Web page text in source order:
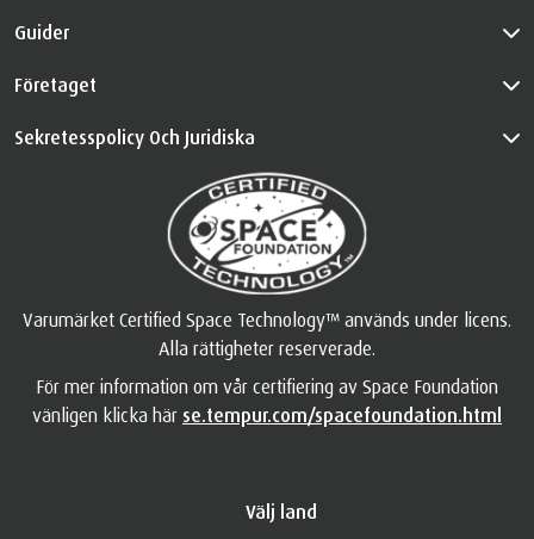
Guider
Företaget
Sekretesspolicy Och Juridiska
Varumärket Certified Space Technology™ används under licens.
Alla rättigheter reserverade.
För mer information om vår certifiering av Space Foundation
vänligen klicka här se.tempur.com/spacefoundation.html
Välj land